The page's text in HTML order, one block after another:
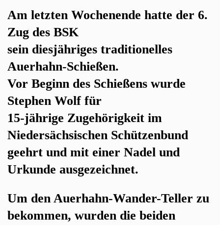
Am letzten Wochenende hatte der 6.
Zug des BSK
sein diesjähriges traditionelles
Auerhahn-Schießen.
Vor Beginn des Schießens wurde
Stephen Wolf für
15-jährige Zugehörigkeit im
Niedersächsischen Schützenbund
geehrt und mit einer Nadel und
Urkunde ausgezeichnet.
Um den Auerhahn-Wander-Teller zu
bekommen, wurden die beiden